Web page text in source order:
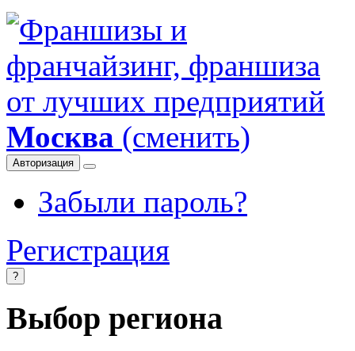
Москва (сменить)
Авторизация
Забыли пароль?
Регистрация
?
Выбор региона